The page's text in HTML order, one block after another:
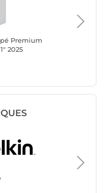
Premium
2025
Film